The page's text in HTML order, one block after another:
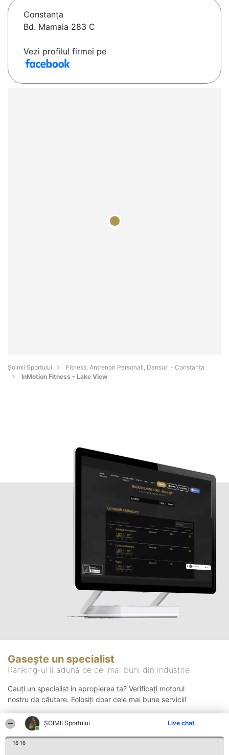
ȘOIMII Sportului Live chat
16:16
Constanţa
Bd. Mamaia 283 C
Vezi profilul firmei pe
Șoimii Sportului
Fitness, Antrenori Personali, Dansuri - Constanţa
InMotion Fitness - Lake View
Gasește un specialist
Ranking-ul îi adună pe cei mai buni din industrie
Cauți un specialist in apropierea ta? Verificați motorul
nostru de căutare. Folosiți doar cele mai bune servicii!